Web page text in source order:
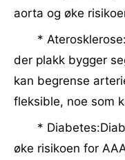
aorta og øke
*
der plakk bygger
kan begrense
fleksible, noe som
*
øke risikoen for